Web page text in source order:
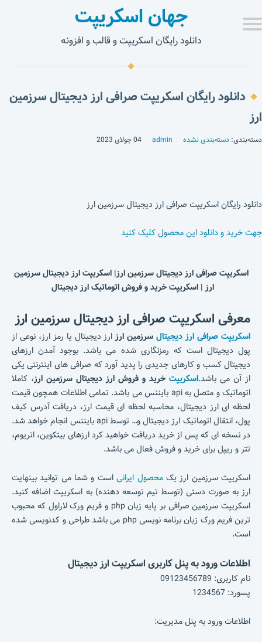
جهان اسکریپت
دانلود رایگان اسکریپت و قالب و افزونه
دانلود رایگان اسکریپت صرافی ارز دیجیتال سرزمین
ارز
دسته‌بندی: دسته‌بندی نشده admin 04 جولای 2023
دانلود رایگان اسکریپت صرافی ارز دیجیتال سرزمین ارز
جهت خرید و دانلود این محصول کلیک کنید
اسکریپت صرافی ارز دیجیتال سرزمین ارز| اسکریپت ارز دیجیتال سرزمین
ارز | اسکریپت خرید و فروش اتوماتیک ارز دیجیتال
معرفی اسکریپت صرافی ارز دیجیتال سرزمین ارز
اسکریپت صرافی ارز دیجیتالسرزمین ارزارز دیجیتال یا رمز ارز، نوعی از
پول دیجیتال است که رمزنگاری شده می باشد. بوجود آمدن ارزهای
دیجیتال کسب و کارهای جدیدی را پدید آورد که صرافی های اینترنتی یکی
از آن می باشد.اسکریپت خرید و فروش ارز دیجیتال سرزمین ارز، کاملا
اتوماتیک و متصل به api بایننس می باشد. تمامی اطلاعات همچون قیمت
لحظه ای ارز دیجیتال، محاسبه لحظه ای قیمت ارز، دریافت آدرس کیف
پول، انتقال اتوماتیک ارز دیجیتال و… توسط api بایننس انجام خواهد شد.
در نسخه ای که پس از خرید دریافت خواهید کرد ارزهای بیتکوین، اتریوم،
تتر و ریپل برای خرید و فروش فعال می باشد.
اسکریپت سرزمین ارز یکمحصول ایرانیاست و شما می توانید بینهایت
ارز به صورت دستی (توسط تیم توسعه دهنده) به اسکریپت اضافه کنید.
اسکریپت سرزمین صرافی بر پایه زبان php و فریم ورک لاراول که محبوب
ترین فریم ورک زبان برنامه نویسی php می باشد طراحی و کدنویسی شده
است.
اطلاعات ورود به پنل کاربری اسکریپت ارز دیجیتال
نام کاربری: 09123456789
پسورد: 1234567
اطلاعات ورود به پنل مدیریت: